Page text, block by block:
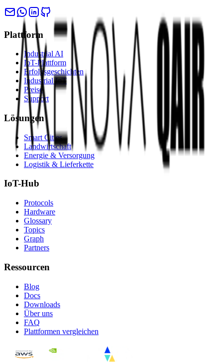
Plattform
Industrial AI
IoT-Plattform
Erfolgsgeschichten
Industrial IoT
Preise
Support
Lösungen
Smart Cities
Landwirtschaft
Energie & Versorgung
Logistik & Lieferkette
IoT-Hub
Protocols
Hardware
Glossary
Topics
Graph
Partners
Ressourcen
Blog
Docs
Downloads
Über uns
FAQ
Plattformen vergleichen